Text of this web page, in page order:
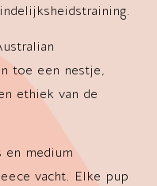
toe een nestje,
ethiek van de
medium
vacht. Elke pup